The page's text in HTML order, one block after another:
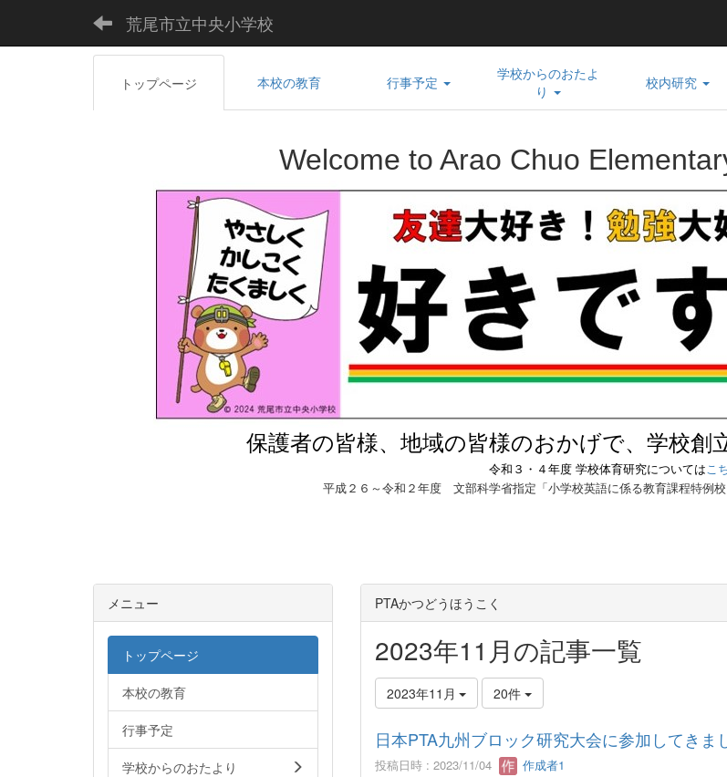
荒尾市立中央小学校
トップページ 本校の教育 行事予定
学校からのおたよ
り
校内研究
Welcome to Arao Chuo
保護者の皆様、地域の皆様のおかげで、学校創
令和３・４年度 学校体育研究については こ
平成２６～令和２年度 文部科学省指定「小学校英語に係る教育課程特例
PTAかつどうほうこく
2023年11月の記事一覧
2023年11月 20件
日本PTA九州ブロック研究大会に参加してきま
投稿日時 : 2023/11/04 作成者1
メニュー
トップページ
本校の教育
行事予定
学校からのおたより